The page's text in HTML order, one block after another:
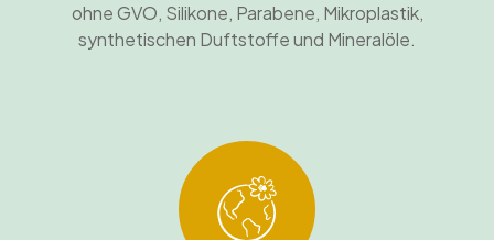
ohne GVO, Silikone, Parabene, Mikroplastik,
synthetischen Duftstoffe und Mineralöle.